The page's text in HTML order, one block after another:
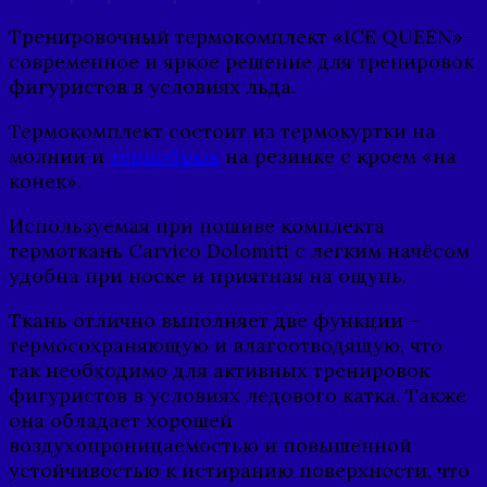
Тренировочный термокомплект «ICE QUEEN»-
современное и яркое решение для тренировок
фигуристов в условиях льда.
Термокомплект состоит из термокуртки на
молнии и термобрюк на резинке с кроем «на
конек».
Используемая при пошиве комплекта
термоткань Carvico Dolomiti с легким начёсом
удобна при носке и приятная на ощупь.
Ткань отлично выполняет две функции –
термосохраняющую и влагоотводящую, что
так необходимо для активных тренировок
фигуристов в условиях ледового катка. Также
она обладает хорошей
воздухопроницаемостью и повышенной
устойчивостью к истиранию поверхности, что